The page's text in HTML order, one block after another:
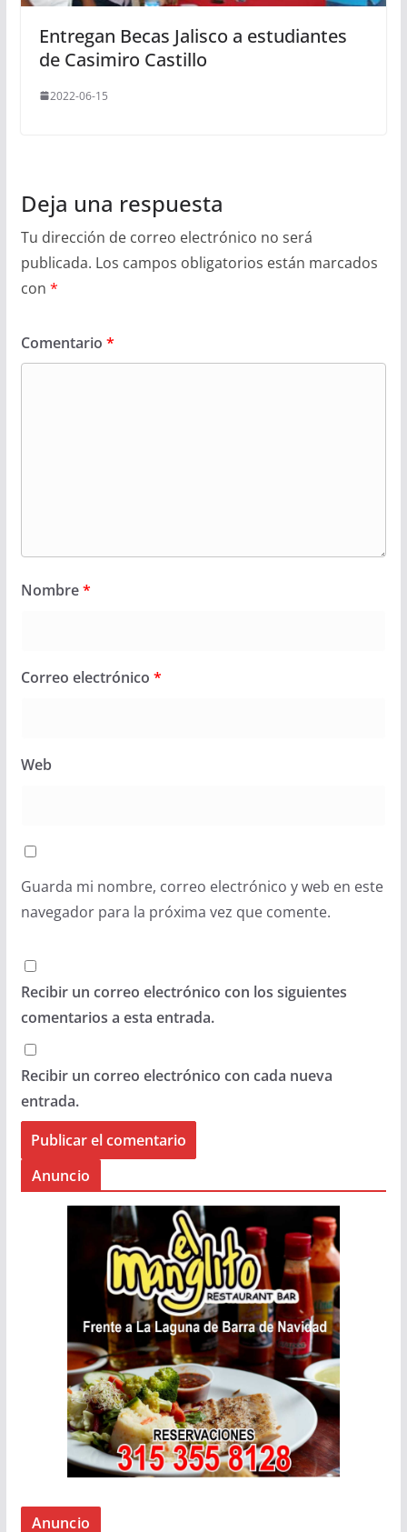
Entregan Becas Jalisco a estudiantes
de Casimiro Castillo
2022-06-15
Deja una respuesta
Tu dirección de correo electrónico no será
publicada. Los campos obligatorios están marcados
con *
Comentario *
Nombre*
Correo electrónico *
Web
Guarda mi nombre, correo electrónico y web en este
navegador para la próxima vez que comente.
Recibir un correo electrónico con los siguientes
comentarios a esta entrada.
Recibir un correo electrónico con cada nueva
entrada.
Anuncio
Anuncio